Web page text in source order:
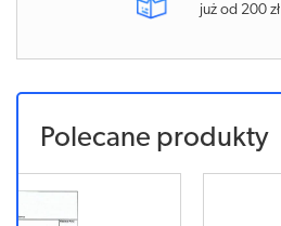
już od 200 zł
Polecane produkty